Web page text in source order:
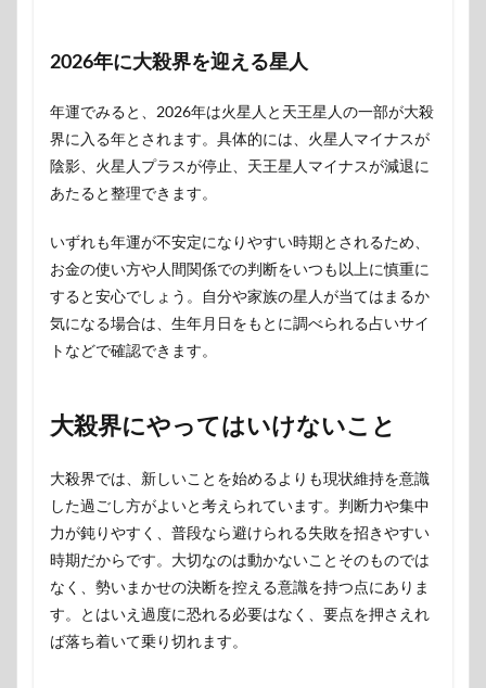
2026年に大殺界を迎える星人
年運でみると、2026年は火星人と天王星人の一部が大殺
界に入る年とされます。具体的には、火星人マイナスが
陰影、火星人プラスが停止、天王星人マイナスが減退に
あたると整理できます。
いずれも年運が不安定になりやすい時期とされるため、
お金の使い方や人間関係での判断をいつも以上に慎重に
すると安心でしょう。自分や家族の星人が当てはまるか
気になる場合は、生年月日をもとに調べられる占いサイ
トなどで確認できます。
大殺界にやってはいけないこと
大殺界では、新しいことを始めるよりも現状維持を意識
した過ごし方がよいと考えられています。判断力や集中
力が鈍りやすく、普段なら避けられる失敗を招きやすい
時期だからです。大切なのは動かないことそのものでは
なく、勢いまかせの決断を控える意識を持つ点にありま
す。とはいえ過度に恐れる必要はなく、要点を押さえれ
ば落ち着いて乗り切れます。